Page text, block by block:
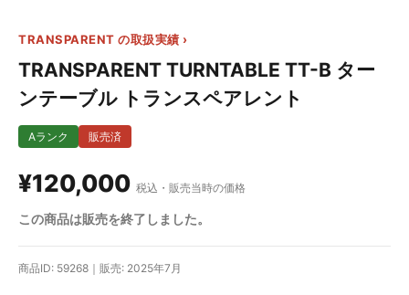
TRANSPARENT の取扱実績 ›
TRANSPARENT TURNTABLE TT-B ター
ンテーブル トランスペアレント
販売済
Aランク
¥120,000 税込・販売当時の価格
この商品は販売を終了しました。
商品ID: 59268｜販売: 2025年7月